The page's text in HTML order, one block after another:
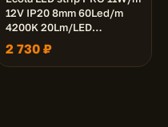
12V IP20 8mm 60Led/m
4200K 20Lm/LED
1200Lm/m светодиодная
лента на катушке 50м.
2 730 ₽